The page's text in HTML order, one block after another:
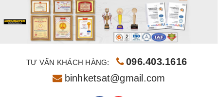
TƯ VẤN KHÁCH HÀNG:
096.403.1616
binhketsat@gmail.com